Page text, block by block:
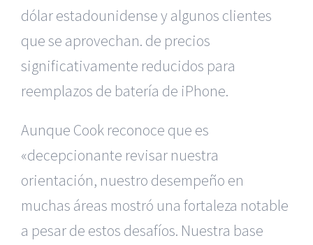
dólar estadounidense y algunos clientes
que se aprovechan. de precios
significativamente reducidos para
reemplazos de batería de iPhone.
Aunque Cook reconoce que es
«decepcionante revisar nuestra
orientación, nuestro desempeño en
muchas áreas mostró una fortaleza notable
a pesar de estos desafíos. Nuestra base